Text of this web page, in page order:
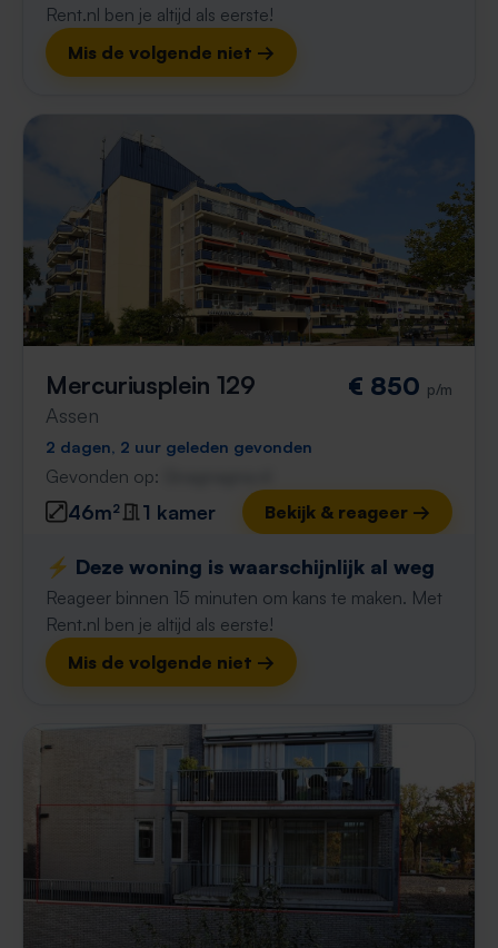
Rent.nl ben je altijd als eerste!
Mis de volgende niet →
Mercuriusplein 129
Assen
€ 850 p/m
2 dagen, 2 uur geleden gevonden
Gevonden op:
46m² 1 kamer Bekijk & reageer →
⚡️ Deze woning is waarschijnlijk al weg
Reageer binnen 15 minuten om kans te maken. Met
Rent.nl ben je altijd als eerste!
Mis de volgende niet →